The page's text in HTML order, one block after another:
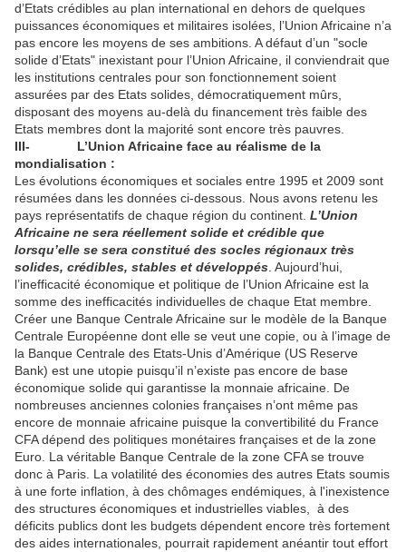
d’Etats crédibles au plan international en dehors de quelques
puissances économiques et militaires isolées, l’Union Africaine n’a
pas encore les moyens de ses ambitions. A défaut d’un "socle
solide d’Etats" inexistant pour l’Union Africaine, il conviendrait que
les institutions centrales pour son fonctionnement soient
assurées par des Etats solides, démocratiquement mûrs,
disposant des moyens au-delà du financement très faible des
Etats membres dont la majorité sont encore très pauvres.
III-
L’Union Africaine face au réalisme de la
mondialisation :
Les évolutions économiques et sociales entre 1995 et 2009 sont
résumées dans les données ci-dessous. Nous avons retenu les
pays représentatifs de chaque région du continent. L’Union
Africaine ne sera réellement solide et crédible que
lorsqu’elle se sera constitué des socles régionaux très
solides, crédibles, stables et développés . Aujourd’hui,
l’inefficacité économique et politique de l’Union Africaine est la
somme des inefficacités individuelles de chaque Etat membre.
Créer une Banque Centrale Africaine sur le modèle de la Banque
Centrale Européenne dont elle se veut une copie, ou à l’image de
la Banque Centrale des Etats-Unis d’Amérique (US Reserve
Bank) est une utopie puisqu’il n’existe pas encore de base
économique solide qui garantisse la monnaie africaine. De
nombreuses anciennes colonies françaises n’ont même pas
encore de monnaie africaine puisque la convertibilité du France
CFA dépend des politiques monétaires françaises et de la zone
Euro. La véritable Banque Centrale de la zone CFA se trouve
donc à Paris. La volatilité des économies des autres Etats soumis
à une forte inflation, à des chômages endémiques, à l'inexistence
des structures économiques et industrielles viables, à des
déficits publics dont les budgets dépendent encore très fortement
des aides internationales, pourrait rapidement anéantir tout effort